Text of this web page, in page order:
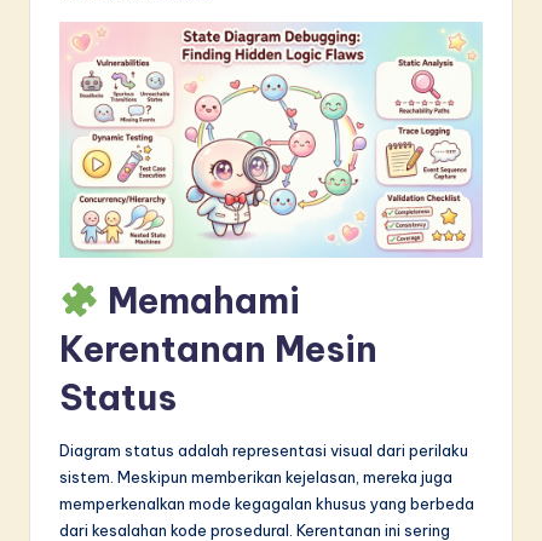
&
o
Memahami
Kerentanan Mesin
Status
Diagram status adalah representasi visual dari perilaku
sistem. Meskipun memberikan kejelasan, mereka juga
memperkenalkan mode kegagalan khusus yang berbeda
dari kesalahan kode prosedural. Kerentanan ini sering